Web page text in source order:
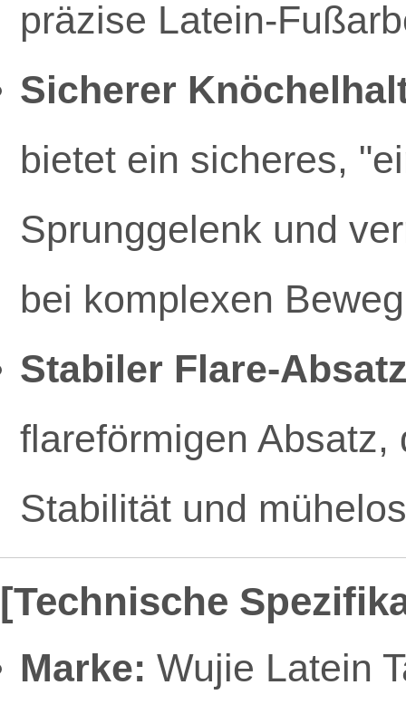
präzise Latein-
Sicherer
bietet ein sicheres,
Sprunggelenk und
bei komplexen
Stabiler Flare-
flareförmigen
Stabilität und
[Technische
Marke: Wujie Latein